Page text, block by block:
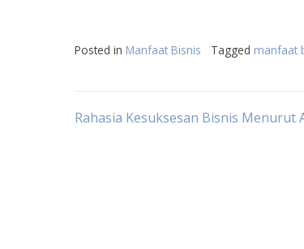
Posted in Manfaat Bisnis Tagged manfaat
Post
Rahasia Kesuksesan Bisnis Menurut